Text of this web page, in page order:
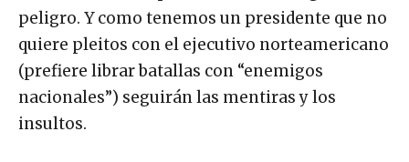
peligro. Y como tenemos un presidente que no
quiere pleitos con el ejecutivo norteamericano
(prefiere librar batallas con “enemigos
nacionales”) seguirán las mentiras y los
insultos.